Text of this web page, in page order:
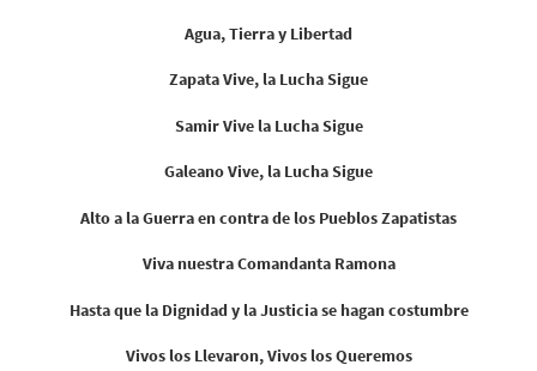
Agua, Tierra y Libertad
Zapata Vive, la Lucha Sigue
Samir Vive la Lucha Sigue
Galeano Vive, la Lucha Sigue
Alto a la Guerra en contra de los Pueblos Zapatistas
Viva nuestra Comandanta Ramona
Hasta que la Dignidad y la Justicia se hagan costumbre
Vivos los Llevaron, Vivos los Queremos